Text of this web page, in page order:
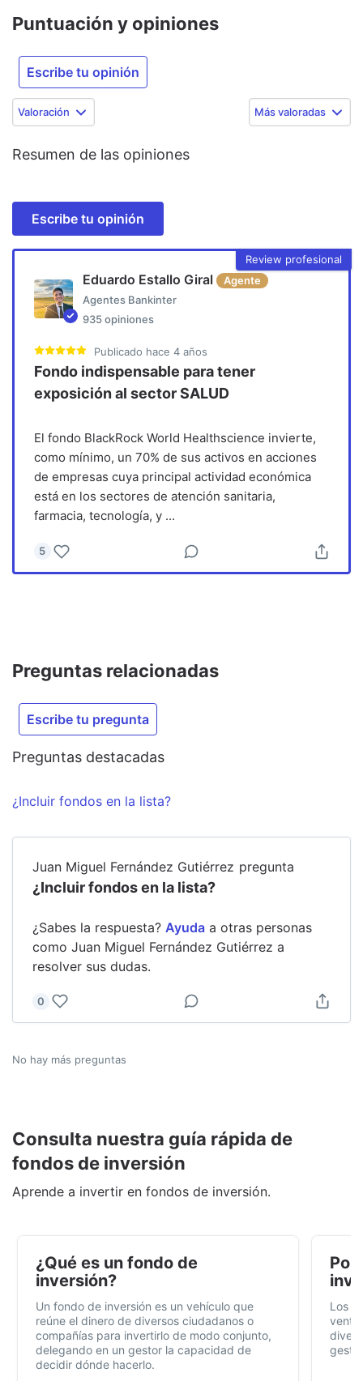
Puntuación y opiniones
Escribe tu opinión
Valoración Más valoradas
Resumen de las opiniones
Escribe tu opinión
Review profesional
Eduardo Estallo Giral
Agente
Agentes Bankinter
935 opiniones
Publicado hace 4 años
Fondo indispensable para tener
exposición al sector SALUD
El fondo BlackRock World Healthscience invierte,
como mínimo, un 70% de sus activos en acciones
de empresas cuya principal actividad económica
está en los sectores de atención sanitaria,
farmacia, tecnología, y...
5
Preguntas relacionadas
Escribe tu pregunta
Preguntas destacadas
¿Incluir fondos en la lista?
Juan Miguel Fernández Gutiérrez pregunta
¿Incluir fondos en la lista?
¿Sabes la respuesta? Ayuda a otras personas
como Juan Miguel Fernández Gutiérrez a
resolver sus dudas.
0
No hay más preguntas
Consulta nuestra guía rápida de
fondos de inversión
Aprende a invertir en fondos de inversión.
¿Qué es un fondo de
inversión?
Un fondo de inversión es un vehículo que
reúne el dinero de diversos ciudadanos o
compañías para invertirlo de modo conjunto,
delegando en un gestor la capacidad de
decidir dónde hacerlo.
Por
Los